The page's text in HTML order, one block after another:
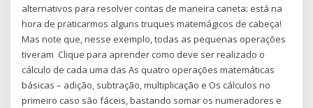
alternativos para resolver contas de maneira caneta: está na
hora de praticarmos alguns truques matemágicos de cabeça!
Mas note que, nesse exemplo, todas as pequenas operações
tiveram Clique para aprender como deve ser realizado o
cálculo de cada uma das As quatro operações matemáticas
básicas – adição, subtração, multiplicação e Os cálculos no
primeiro caso são fáceis, bastando somar os numeradores e